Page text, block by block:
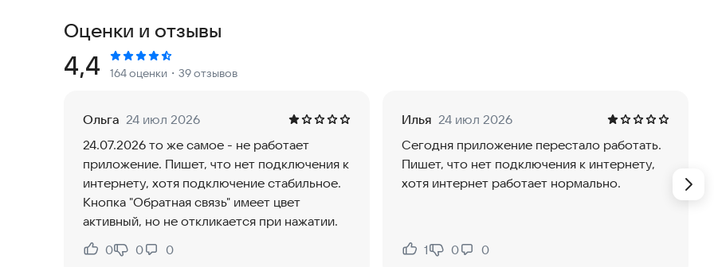
• право на получение материнского капитала и др.
Информацию легко найти с помощью быстрого поиска. Информация ежедневно обновляется.
Приложение предназначено для использования в справочных целях и не представляет интересы
государственных организаций.
Компания-разработчик не несет ответственности за решения, принятые пользователем на основе
Оценки и отзывы
Рейтинг:
4,4 164 оценки ・39 отзывов
Ольга 24 июл 2026
24.07.2026 то же самое - не работает
приложение. Пишет, что нет подключения к
интернету, хотя подключение стабильное.
Кнопка "Обратная связь" имеет цвет
активный, но не откликается при нажатии.
Нравится:
0
Не нравится:
0 0
Илья 24 июл 2026
Сегодня приложение перестало работать.
Пишет, что нет подключения к интернету,
хотя интернет работает нормально.
Нравится:
1
Не нравится:
0 0